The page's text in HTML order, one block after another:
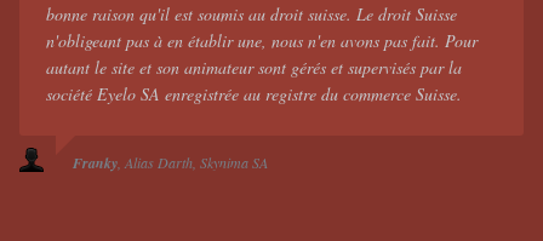
bonne raison qu'il est soumis au droit suisse. Le droit Suisse
n'obligeant pas à en établir une, nous n'en avons pas fait. Pour
autant le site et son animateur sont gérés et supervisés par la
société Eyelo SA enregistrée au registre du commerce Suisse.
Franky Alias Darth Skynima SA